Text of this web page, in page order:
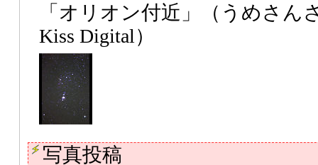
「オリオン付近」（うめさん
Kiss Digital）
写真投稿